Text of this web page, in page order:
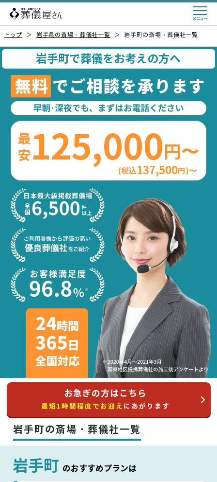
トップ ＞ 岩手県の斎場・葬儀社一覧 ＞ 岩手町の斎場・葬儀社一覧
岩手町で葬儀をお考えの方へ
最安125,000円〜
(税込137,500円)〜
お急ぎの方はこちら
最短1時間程度でお迎え にあがります
岩手町の斎場・葬儀社一覧
岩手町 のおすすめプランは